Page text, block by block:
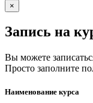
×
Запись на
Вы можете
Просто заполните
Наименование курса